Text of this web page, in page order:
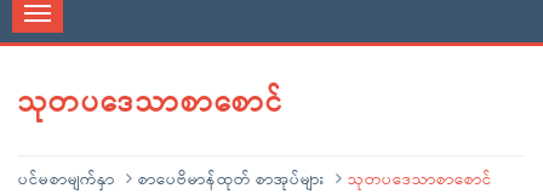
Toggle
navigation
သုတပဒေသာစာစောင်
ပင်မစာမျက်နှာ စာပေဗိမာန်ထုတ် စာအုပ်များ သုတပဒေသာစာစောင်